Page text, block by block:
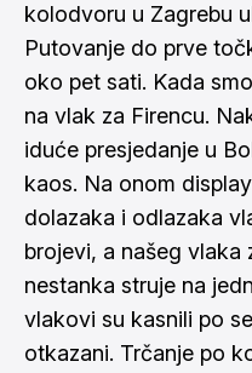
kolodvoru u Zagrebu
Putovanje do prve
oko pet sati. Kada
na vlak za Firencu.
iduće presjedanje u
kaos. Na onom
dolazaka i odlazaka
brojevi, a našeg vlaka
nestanka struje na
vlakovi su kasnili po
otkazani. Trčanje po